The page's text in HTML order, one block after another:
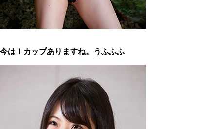
今はＩカップありますね。うふふふ